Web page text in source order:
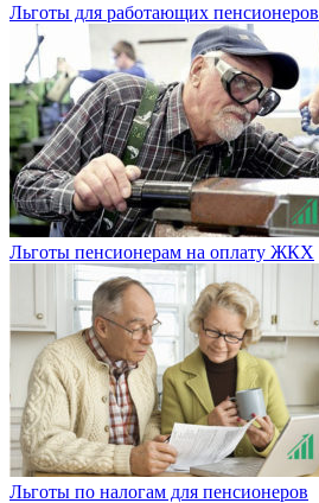
Льготы для работающих пенсионеров
Льготы пенсионерам на оплату ЖКХ
Льготы по налогам для пенсионеров